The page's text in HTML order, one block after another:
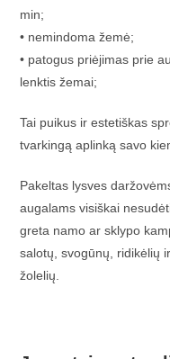
min;
• nemindoma žemė;
• patogus priėjimas prie
lenktis žemai;
Tai puikus ir estetiškas
tvarkingą aplinką savo
Pakeltas lysves
augalams visiškai
greta namo ar sklypo
salotų, svogūnų, ridikėlių
žolelių.